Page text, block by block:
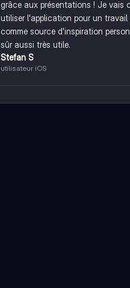
grâce aux présentations ! Je vais
utiliser l'application pour un travail
comme source d'inspiration
sûr aussi très utile.
Stefan S
utilisateur iOS